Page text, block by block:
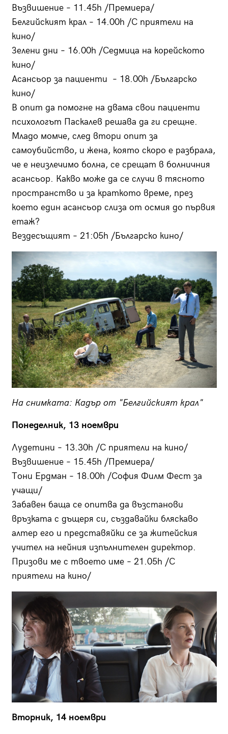
Възвишение – 11.45h /Премиера/
Белгийският крал – 14.00h /С приятели на
кино/
Зелени дни – 16.00h /Седмица на корейското
кино/
Асансьор за пациенти – 18.00h /Българско
кино/
В опит да помогне на двама свои пациенти
психологът Паскалев решава да ги срещне.
Младо момче, след втори опит за
самоубийство, и жена, която скоро е разбрала,
че е неизлечимо болна, се срещат в болничния
асансьор. Какво може да се случи в тясното
пространство и за краткото време, през
което един асансьор слиза от осмия до първия
етаж?
Вездесъщият – 21:05h /Българско кино/
На снимката: Кадър от "Белгийският крал"
Понеделник, 13 ноември
Лудетини – 13.30h /С приятели на кино/
Възвишение – 15.45h /Премиера/
Тони Ердман – 18.00h /София Филм Фест за
учащи/
Забавен баща се опитва да възстанови
връзката с дъщеря си, създавайки бляскаво
алтер его и представяйки се за житейския
учител на нейния изпълнителен директор.
Призови ме с твоето име – 21.05h /С
приятели на кино/
Вторник, 14 ноември